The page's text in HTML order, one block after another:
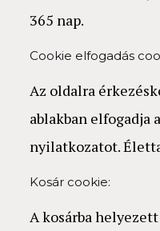
365 nap.
Cookie elfogadás
Az oldalra
ablakban elfogadja
nyilatkozatot.
Kosár cookie:
A kosárba